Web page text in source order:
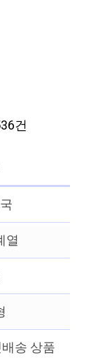
건
열
송 상품